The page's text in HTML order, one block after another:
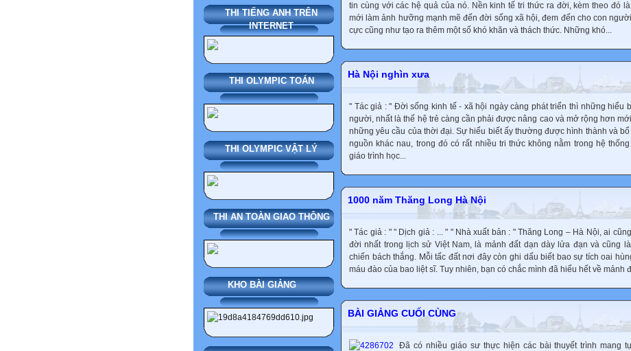
THI TIẾNG ANH TRÊN
INTERNET
THI OLYMPIC TOÁN
THI OLYMPIC VẬT LÝ
THI AN TOÀN GIAO THÔNG
KHO BÀI GIẢNG
tin cùng với các hệ quả của nó. Nền kinh tế tri thức ra đời, kèm theo đó
mới làm ảnh hưỡng mạnh mẽ đến đời sống xã hội, đem đến cho con
cực cũng như tạo ra thêm một số khó khăn và thách thức. Những khó...
Hà Nội nghìn xưa
" Tác giả : " Đời sống kinh tế - xã hội ngày càng phát triển thì những hiểu
người, nhất là thế hệ trẻ càng cần phải được nâng cao và mở rộng hơn
những yêu cầu của thời đại. Sự hiểu biết ấy thường được hình thành và
nguồn khác nau, trong đó có rất nhiều tri thức không nằm trong hệ
giáo trình học...
1000 năm Thăng Long Hà Nội
" Tác giả : " " Dịch giả : ... " " Nhà xuất bản : " Thăng Long – Hà Nội, ai
đời nhất trong lịch sử Việt Nam, là mảnh đất dạn dày lửa đạn và cũng
chiến bách thắng. Mỗi tấc đất nơi đây còn ghi dấu biết bao sự tích oai
máu đào của bao liệt sĩ. Tuy nhiên, bạn có chắc mình đã hiểu hết về mảnh
BÀI GIẢNG CUỐI CÙNG
Đã có nhiều giáo sư thực hiện các bài thuyết trình mang